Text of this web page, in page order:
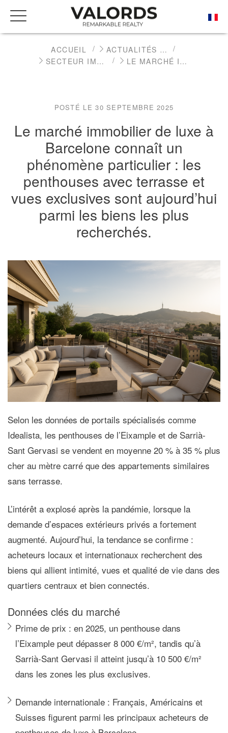
ACCUEIL
ACTUALITÉS DE L'IMMOBILIER DE PRESTIGE
SECTEUR IMMOBILIER
LE MARCHÉ IMMOBILIER DE LUXE À BARCELONE CONNAÎT UN PHÉNOMÈNE PARTICULIER : LES PENTHOUSES AVEC TERRASSE ET VUES EXCLUSIVES SONT AUJOURD’HUI PARMI LES BIENS LES PLUS RECHERCHÉS.
POSTÉ LE 30 SEPTEMBRE 2025
Le marché immobilier de luxe à
Barcelone connaît un
phénomène particulier : les
penthouses avec terrasse et
vues exclusives sont aujourd’hui
parmi les biens les plus
recherchés.
Selon les données de portails spécialisés comme
Idealista, les penthouses de l’Eixample et de Sarrià-
Sant Gervasi se vendent en moyenne 20 % à 35 % plus
cher au mètre carré que des appartements similaires
sans terrasse.
L’intérêt a explosé après la pandémie, lorsque la
demande d’espaces extérieurs privés a fortement
augmenté. Aujourd’hui, la tendance se confirme :
acheteurs locaux et internationaux recherchent des
biens qui allient intimité, vues et qualité de vie dans des
quartiers centraux et bien connectés.
Données clés du marché
Prime de prix : en 2025, un penthouse dans
l’Eixample peut dépasser 8 000 €/m², tandis qu’à
Sarrià-Sant Gervasi il atteint jusqu’à 10 500 €/m²
dans les zones les plus exclusives.
Demande internationale : Français, Américains et
Suisses figurent parmi les principaux acheteurs de